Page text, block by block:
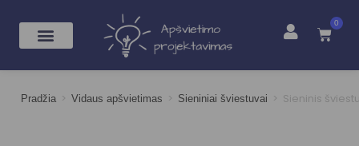
0
Pradžia > Vidaus apšvietimas > Sieniniai šviestuvai > Sieninis